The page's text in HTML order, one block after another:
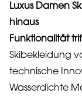
Luxus Damen
hinaus
Funktionalität
Skibekleidung
technische
Wasserdichte